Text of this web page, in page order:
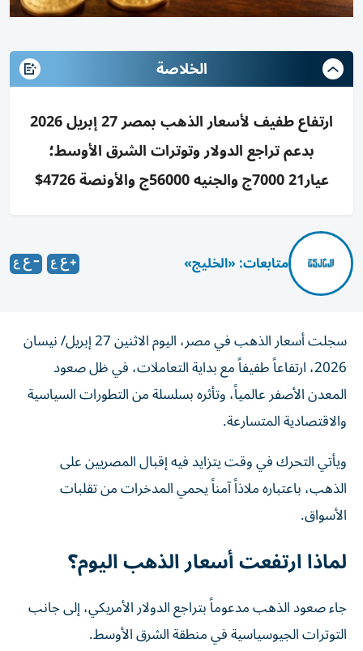
الخلاصة
ارتفاع طفيف لأسعار الذهب بمصر 27 إبريل 2026
بدعم تراجع الدولار وتوترات الشرق الأوسط؛
عيار21 7000ج والجنيه 56000ج والأونصة 4726$
متابعات: «الخليج»
سجلت أسعار الذهب في مصر، اليوم الاثنين 27 إبريل/ نيسان
2026، ارتفاعاً طفيفاً مع بداية التعاملات، في ظل صعود
المعدن الأصفر عالمياً، وتأثره بسلسلة من التطورات السياسية
والاقتصادية المتسارعة.
ويأتي التحرك في وقت يتزايد فيه إقبال المصريين على
الذهب، باعتباره ملاذاً آمناً يحمي المدخرات من تقلبات
الأسواق.
لماذا ارتفعت أسعار الذهب اليوم؟
جاء صعود الذهب مدعوماً بتراجع الدولار الأمريكي، إلى جانب
التوترات الجيوسياسية في منطقة الشرق الأوسط.